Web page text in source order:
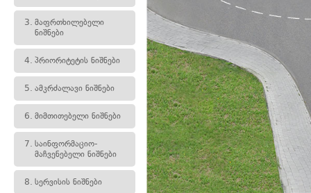
3. მაფრთხილებელი
ნიშნები
4. პრიორიტეტის ნიშნები
5. ამკრძალავი ნიშნები
6. მიმთითებელი ნიშნები
7. საინფორმაციო-
მაჩვენებელი ნიშნები
8. სერვისის ნიშნები